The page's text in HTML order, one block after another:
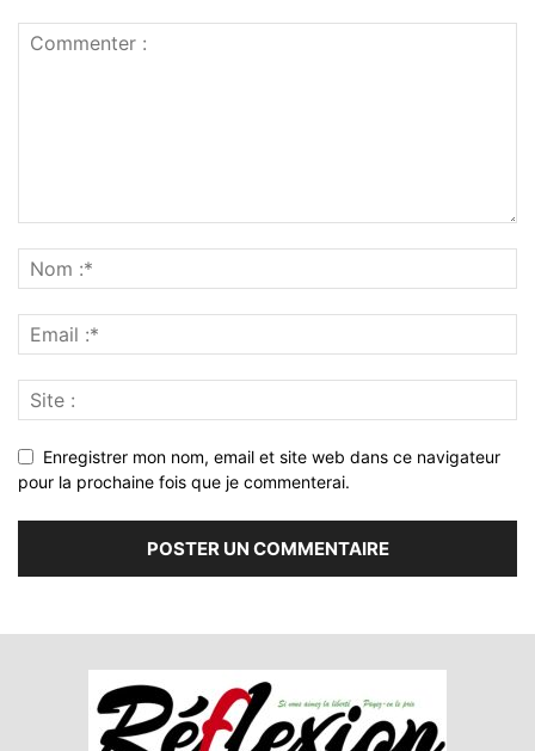
Enregistrer mon nom, email et site web dans ce navigateur
pour la prochaine fois que je commenterai.